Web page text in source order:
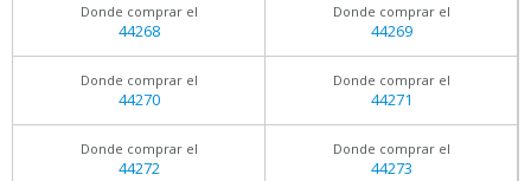
Donde comprar el
44268
Donde comprar el
44269
Donde comprar el
44270
Donde comprar el
44271
Donde comprar el
44272
Donde comprar el
44273